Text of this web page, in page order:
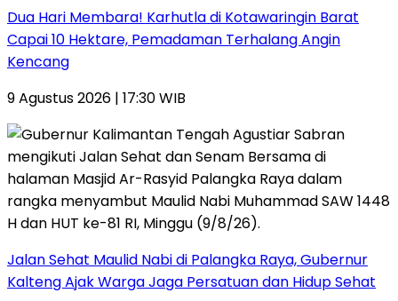
Dua Hari Membara! Karhutla di Kotawaringin Barat
Capai 10 Hektare, Pemadaman Terhalang Angin
Kencang
9 Agustus 2026 | 17:30 WIB
Jalan Sehat Maulid Nabi di Palangka Raya, Gubernur
Kalteng Ajak Warga Jaga Persatuan dan Hidup Sehat